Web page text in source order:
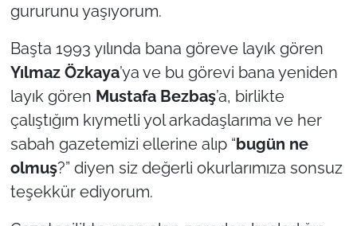
gururunu yaşıyorum.
Başta 1993 yılında bana göreve layık gören
Yılmaz Özkaya’ya ve bu görevi bana yeniden
layık gören Mustafa Bezbaş’a, birlikte
çalıştığım kıymetli yol arkadaşlarıma ve her
sabah gazetemizi ellerine alıp “bugün ne
olmuş?” diyen siz değerli okurlarımıza sonsuz
teşekkür ediyorum.